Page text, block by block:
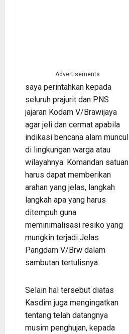
Advertisements
saya perintahkan kepada
seluruh prajurit dan PNS
jajaran Kodam V/Brawijaya
agar jeli dan cermat apabila
indikasi bencana alam muncul
di lingkungan warga atau
wilayahnya. Komandan satuan
harus dapat memberikan
arahan yang jelas, langkah
langkah apa yang harus
ditempuh guna
meminimalisasi resiko yang
mungkin terjadi.Jelas
Pangdam V/Brw dalam
sambutan tertulisnya.
Selain hal tersebut diatas
Kasdim juga mengingatkan
tentang telah datangnya
musim penghujan, kepada